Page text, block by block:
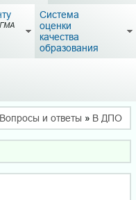
Система
оценки
качества
образования
Вопросы и ответы » В ДПО